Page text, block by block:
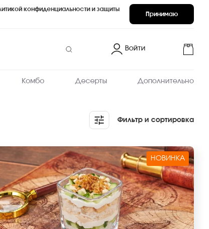
Принимаю
конфиденциальности и защиты
Войти
Комбо Десерты Дополнительно
Фильтр и сортировка
НОВИНКА